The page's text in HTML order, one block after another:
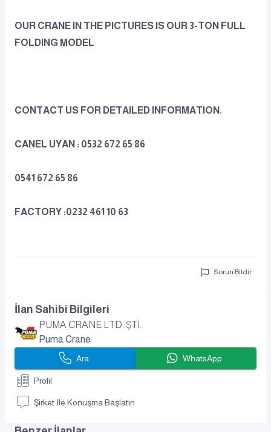
OUR CRANE IN THE PICTURES IS OUR 3-TON FULL
FOLDING MODEL
CONTACT US FOR DETAILED INFORMATION.
CANEL UYAN : 0532 672 65 86
0541 672 65 86
FACTORY :0232 461 10 63
Sorun Bildir
İlan Sahibi Bilgileri
PUMA CRANE LTD. ŞTİ.
Puma Crane
Ara WhatsApp
Profil
Şirket Ile Konuşma Başlatın